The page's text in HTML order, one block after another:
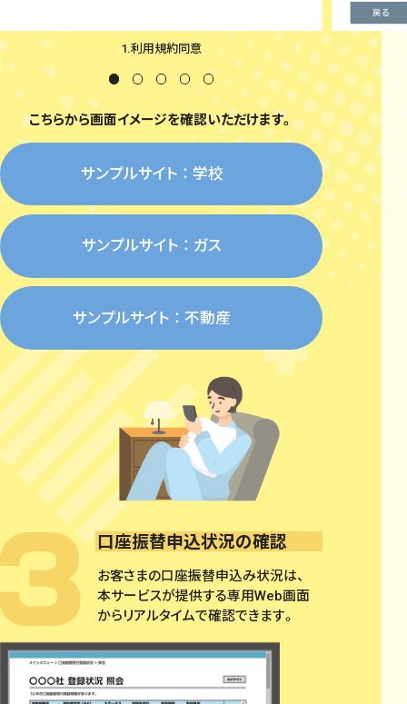
1.利用規約同意
こちらから画面イメージを確認いただけます。
サンプルサイト ： 学校
サンプルサイト ： ガス
サンプルサイト ： 不動産
口座振替申込状況の確認
お客さまの口座振替申込み状況は、
本サービスが提供する専用Web画面
からリアルタイムで確認できます。